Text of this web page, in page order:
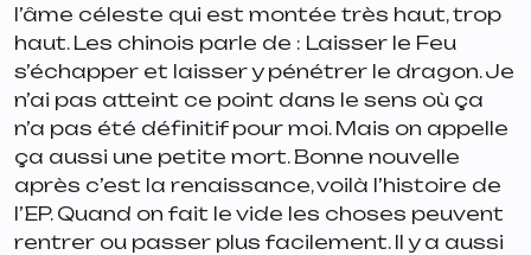
l’âme céleste qui est montée très haut, trop
haut. Les chinois parle de : Laisser le Feu
s’échapper et laisser y pénétrer le dragon. Je
n’ai pas atteint ce point dans le sens où ça
n’a pas été définitif pour moi. Mais on appelle
ça aussi une petite mort. Bonne nouvelle
après c’est la renaissance, voilà l’histoire de
l’EP. Quand on fait le vide les choses peuvent
rentrer ou passer plus facilement. Il y a aussi